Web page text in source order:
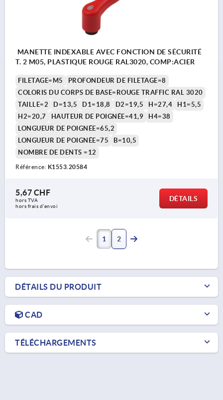
MANETTE INDEXABLE AVEC FONCTION DE SÉCURITÉ
T. 2 M05, PLASTIQUE ROUGE RAL3020, COMP:ACIER
FILETAGE=M5
PROFONDEUR DE FILETAGE=8
COLORIS DU CORPS DE BASE=ROUGE TRAFFIC RAL 3020
TAILLE=2
D=13,5 D1=18,8 D2=19,5 H=27,4
H1=5,5
H2=20,7
HAUTEUR DE POIGNÉE=41,9
H4=38
LONGUEUR DE POIGNÉE=65,2
LONGUEUR DE POIGNÉE=75
B=10,5
NOMBRE DE DENTS =12
Référence: K1553.20584
5,67 CHF
hors TVA
hors frais d’envoi
DÉTAILS
1 2
DÉTAILS DU PRODUIT
CAD
TÉLÉCHARGEMENTS